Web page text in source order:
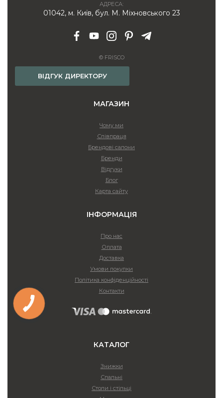
АДРЕСА:
01042, м. Київ, бул. М. Міхновського 23
© FRISCO
ВІДГУК ДИРЕКТОРУ
МАГАЗИН
Чому ми
Співпраця
Брендові салони
Бренди
Відгуки
Блог
Карта сайту
ІНФОРМАЦІЯ
Про нас
Оплата
Доставка
Умови покупки
Політика конфіденційності
Контакти
КАТАЛОГ
Знижки
Спальні
Столи і стільці